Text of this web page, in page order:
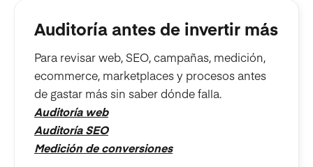
Auditoría antes de invertir más
Para revisar web, SEO, campañas, medición,
ecommerce, marketplaces y procesos antes
de gastar más sin saber dónde falla.
Auditoría web
Auditoría SEO
Medición de conversiones